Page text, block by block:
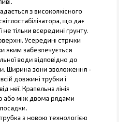
з високоякісного
що дає
не тільки всередині грунту.
Усередині стрічки
яким забезпечується
води відповідно до
Ширина зони зволоження -
довжині трубки і
неї. Крапельна лінія
або між двома рядами
з новою технологією